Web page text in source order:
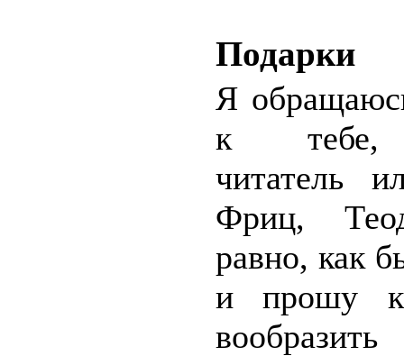
Подарки
Я
к тебе,
читатель
Фриц,
равно, как
и прошу